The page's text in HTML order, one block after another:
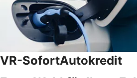
VR-SofortAutokredit